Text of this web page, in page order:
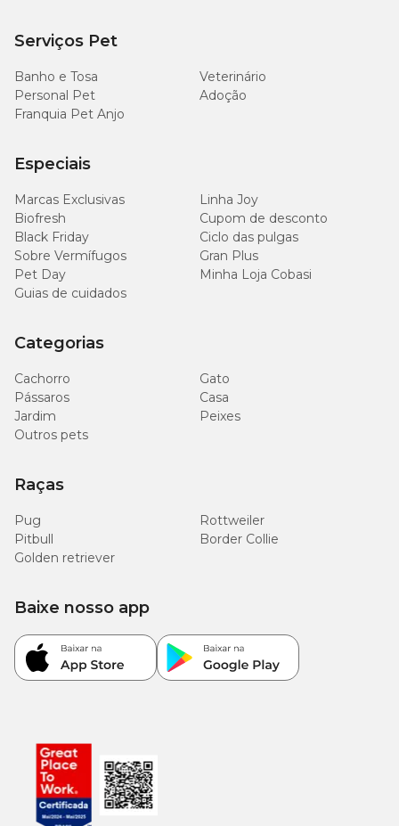
Serviços Pet
Banho e Tosa
Veterinário
Personal Pet
Adoção
Franquia Pet Anjo
Especiais
Marcas Exclusivas
Linha Joy
Biofresh
Cupom de desconto
Black Friday
Ciclo das pulgas
Sobre Vermífugos
Gran Plus
Pet Day
Minha Loja Cobasi
Guias de cuidados
Categorias
Cachorro
Gato
Pássaros
Casa
Jardim
Peixes
Outros pets
Raças
Pug
Rottweiler
Pitbull
Border Collie
Golden retriever
Baixe nosso app